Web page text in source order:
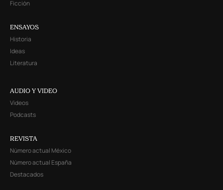
Ficción
ENSAYOS
Historia
Ideas
Literatura
AUDIO Y VIDEO
Videos
Podcasts
REVISTA
Número actual México
Número actual España
Destacados